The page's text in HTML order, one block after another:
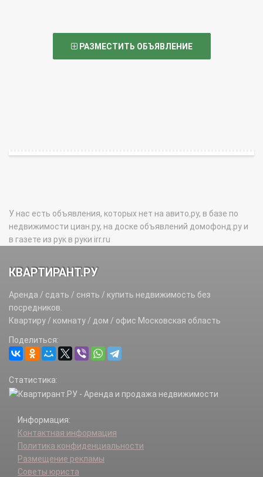
РАЗМЕСТИТЬ ОБЪЯВЛЕНИЕ
У нас есть объявления, которых нет на авито.ру, в базе по
недвижимости циан.ру, на доске объявлений домофонд.ру и
в газете из рук в руки irr.ru
КВАРТИРАНТ.РУ
Аренда / сдать / снять / купить недвижимость без
посредников.
Квартиру / комнату / дом / офис Московская область
Поделиться:
Статистика:
Информация:
Контактная информация
Политика конфиденциальности
Размещение рекламы
Советы юриста